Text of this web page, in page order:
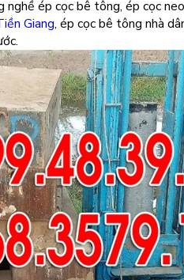
nghề ép cọc bê tông, ép cọc
Giang, ép cọc bê tông nhà